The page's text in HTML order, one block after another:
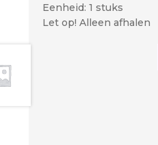
Eenheid: 1 stuks
Let op! Alleen afhalen